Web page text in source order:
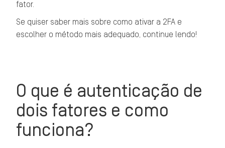
fator.
Se quiser saber mais sobre como ativar a 2FA e
escolher o método mais adequado, continue lendo!
O que é autenticação de
dois fatores e como
funciona?